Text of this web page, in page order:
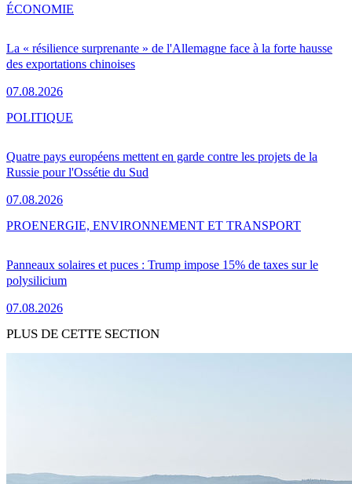
La « résilience surprenante » de l'Allemagne face à la forte hausse
des exportations chinoises
07.08.2026
ÉCONOMIE
Quatre pays européens mettent en garde contre les projets de la
Russie pour l'Ossétie du Sud
07.08.2026
POLITIQUE
Panneaux solaires et puces : Trump impose 15% de taxes sur le
polysilicium
07.08.2026
PROENERGIE, ENVIRONNEMENT ET TRANSPORT
PLUS DE CETTE SECTION